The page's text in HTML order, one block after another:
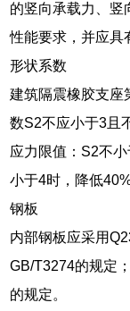
的竖向承载力、竖
性能要求，并应具
形状系数
建筑隔震橡胶支座
数S2不应小于3且
应力限值：S2不
小于4时，降低40%
钢板
内部钢板应采用
GB/T3274的规定
的规定。